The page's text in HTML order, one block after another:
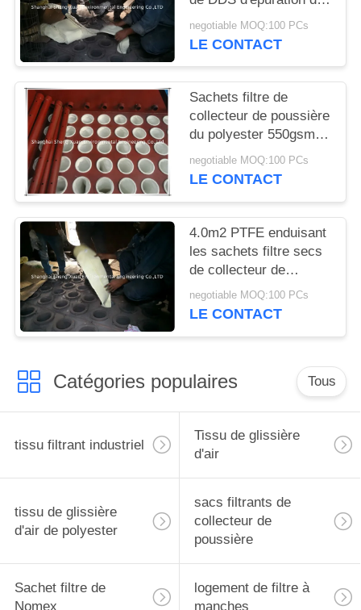
gaz de GCP
negotiable MOQ:100 PCs
LE CONTACT
Sachets filtre de
collecteur de poussière
du polyester 550gsm
de four d'alliages
negotiable MOQ:100 PCs
LE CONTACT
4.0m2 PTFE enduisant
les sachets filtre secs
de collecteur de
poussière de GCP
negotiable MOQ:100 PCs
LE CONTACT
Catégories populaires Tous
tissu filtrant industriel
Tissu de glissière
d'air
tissu de glissière
d'air de polyester
sacs filtrants de
collecteur de
poussière
Sachet filtre de
Nomex
logement de filtre à
manches